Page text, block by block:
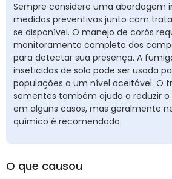
Sempre considere uma abordagem
medidas preventivas junto com
se disponível. O manejo de corós
monitoramento completo dos
para detectar sua presença. A
inseticidas de solo pode ser usada
populações a um nível aceitável. O
sementes também ajuda a reduzir
em alguns casos, mas geralmente
químico é recomendado.
O que causou